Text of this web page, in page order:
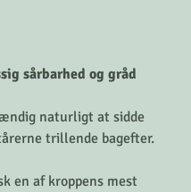
sårbarhed og gråd
naturligt at sidde
trillende bagefter.
en af kroppens mest